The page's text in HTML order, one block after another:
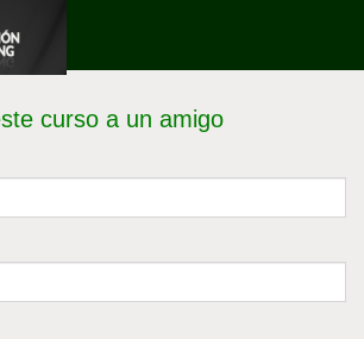
curso a un amigo